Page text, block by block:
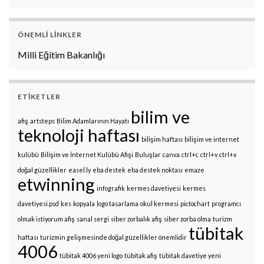
ÖNEMLI LINKLER
Milli Eğitim Bakanlığı
ETIKETLER
afiş artsteps Bilim Adamlarının Hayatı bilim ve
teknoloji haftası bilişim haftası bilişim ve internet
kulübü Bilişim ve İnternet Kulübü Afişi Buluşlar canva ctrl+c ctrl+v ctrl+x
doğal güzellikler easel.ly eba destek eba destek noktası emaze
etwinning infografik kermes davetiyesi kermes
davetiyesi.psd kes kopyala logo tasarlama okul kermesi pictochart programcı
olmak istiyorum afiş sanal sergi siber zorbalık afiş siber zorba olma turizm
haftası turizmin gelişmesinde doğal güzellikler önemlidir tübitak
4006 tübitak 4006 yeni logo tübitak afiş tübitak davetiye yeni